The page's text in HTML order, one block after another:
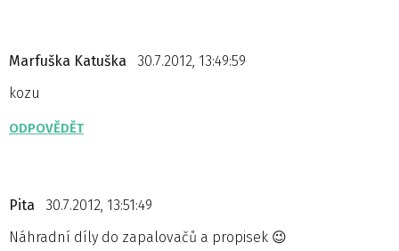
Marfuška Katuška
30.7.2012, 13:49:59
kozu
ODPOVĚDĚT
Pita
30.7.2012, 13:51:49
Náhradní díly do zapalovačů a propisek 😉